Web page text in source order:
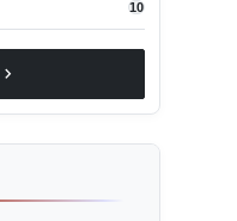
10
chevron_right